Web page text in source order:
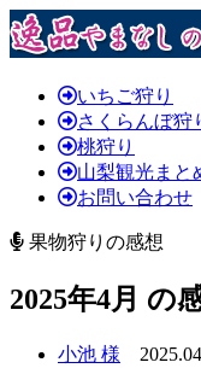
いちご狩り
さくらんぼ狩
桃狩り
山梨観光まと
お問い合わせ
果物狩りの感想
2025年4月 の
小池 様